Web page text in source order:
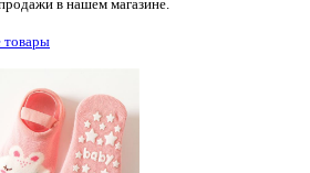
в нашем магазине.
товары